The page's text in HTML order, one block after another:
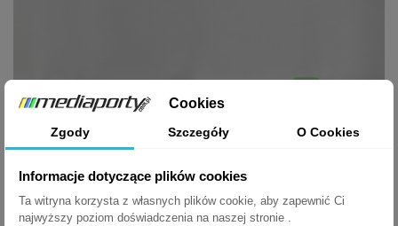
Cookies
Zgody Szczegóły O Cookies
Informacje dotyczące plików cookies
Ta witryna korzysta z własnych plików cookie, aby zapewnić Ci
najwyższy poziom doświadczenia na naszej stronie .